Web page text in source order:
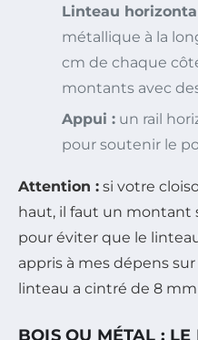
Linteau
métallique à la
cm de chaque
montants avec
Appui : un rail
pour soutenir le
Attention : si votre
haut, il faut un montant
pour éviter que le
appris à mes dépens
linteau a cintré de 8
BOIS OU MÉTAL : LE